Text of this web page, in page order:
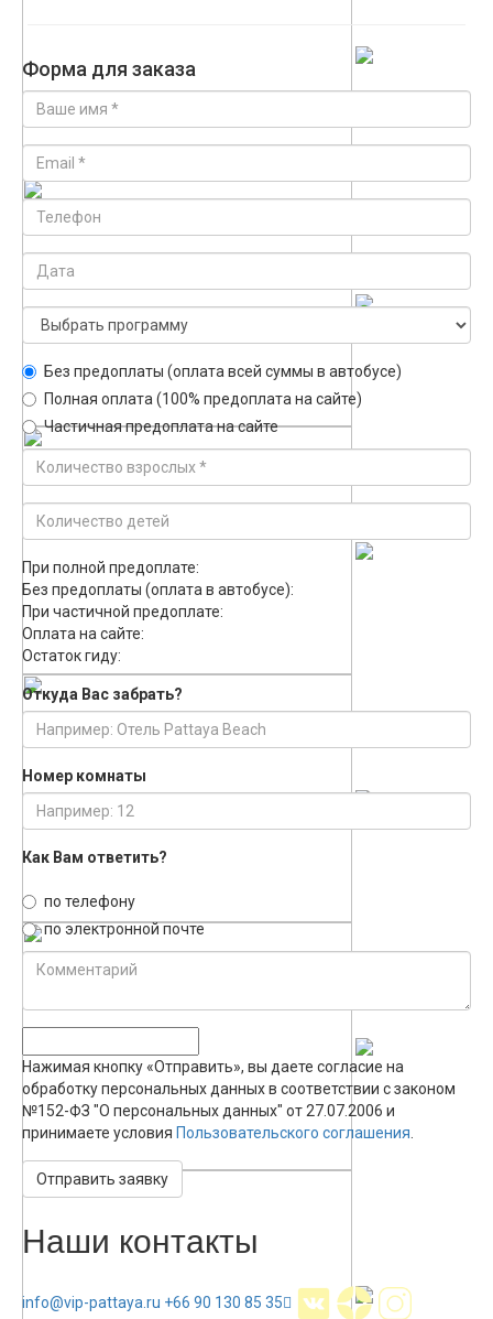
Форма для заказа
Без предоплаты (оплата всей суммы в автобусе)
Полная оплата (100% предоплата на сайте)
Частичная предоплата на сайте
При полной предоплате:
Без предоплаты (оплата в автобусе):
При частичной предоплате:
Оплата на сайте:
Остаток гиду:
Откуда Вас забрать?
Номер комнаты
Как Вам ответить?
по телефону
по электронной почте
Нажимая кнопку «Отправить», вы даете согласие на
обработку персональных данных в соответствии с законом
№152-ФЗ "О персональных данных" от 27.07.2006 и
принимаете условия Пользовательского соглашения.
Отправить заявку
Наши контакты
info@vip-pattaya.ru +66 90 130 85 35